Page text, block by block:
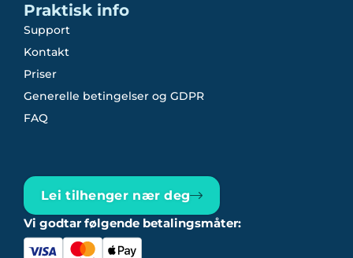
Praktisk info
Support
Kontakt
Priser
Generelle betingelser og GDPR
FAQ
Lei tilhenger nær deg
Vi godtar følgende betalingsmåter: